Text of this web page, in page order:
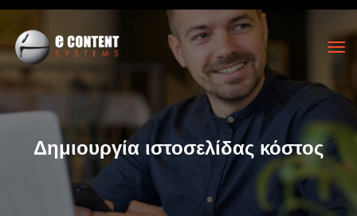
Δημιουργία ιστοσελίδας κόστος